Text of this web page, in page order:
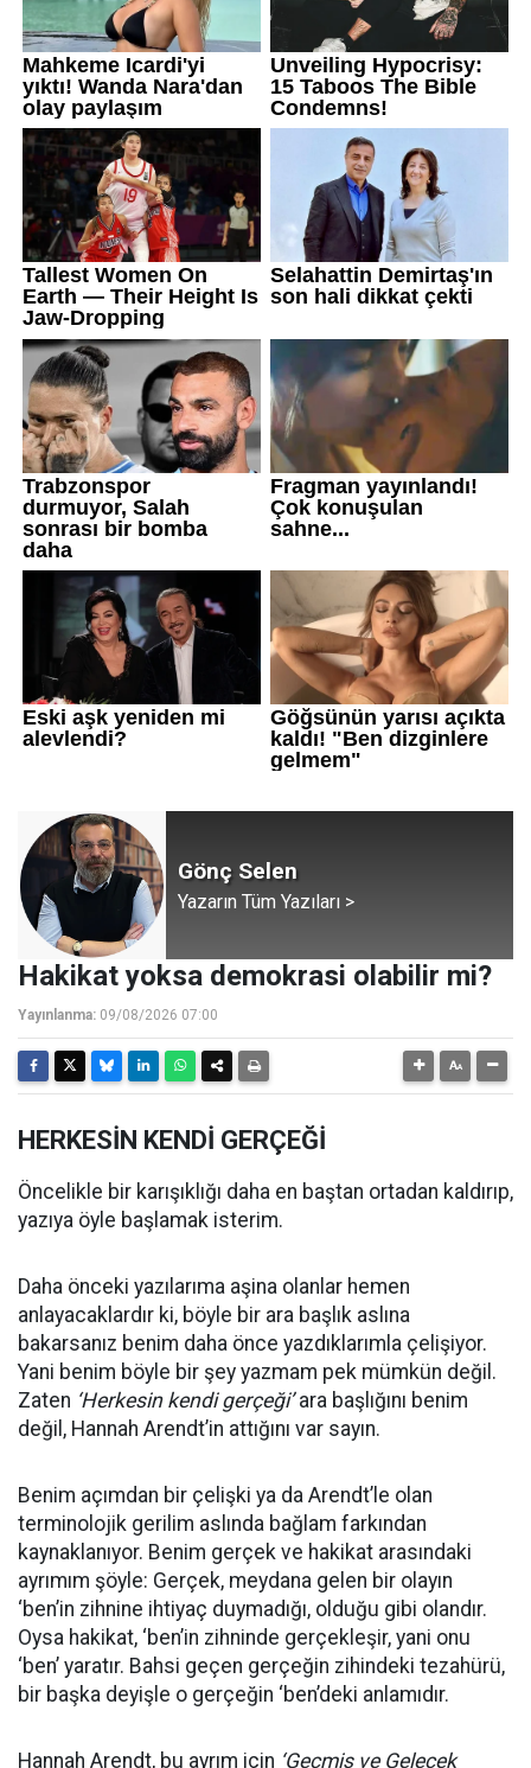
Gönç Selen
Yazarın Tüm Yazıları >
Hakikat yoksa demokrasi olabilir mi?
Yayınlanma: 09/08/2026 07:00
HERKESİN KENDİ GERÇEĞİ
Öncelikle bir karışıklığı daha en baştan ortadan kaldırıp,
yazıya öyle başlamak isterim.
Daha önceki yazılarıma aşina olanlar hemen
anlayacaklardır ki, böyle bir ara başlık aslına
bakarsanız benim daha önce yazdıklarımla çelişiyor.
Yani benim böyle bir şey yazmam pek mümkün değil.
Zaten ‘Herkesin kendi gerçeği’ara başlığını benim
değil, Hannah Arendt’in attığını var sayın.
Benim açımdan bir çelişki ya da Arendt’le olan
terminolojik gerilim aslında bağlam farkından
kaynaklanıyor. Benim gerçek ve hakikat arasındaki
ayrımım şöyle: Gerçek, meydana gelen bir olayın
‘ben’in zihnine ihtiyaç duymadığı, olduğu gibi olandır.
Oysa hakikat, ‘ben’in zihninde gerçekleşir, yani onu
‘ben’ yaratır. Bahsi geçen gerçeğin zihindeki tezahürü,
bir başka deyişle o gerçeğin ‘ben’deki anlamıdır.
Hannah Arendt, bu ayrım için ‘Geçmiş ve Gelecek